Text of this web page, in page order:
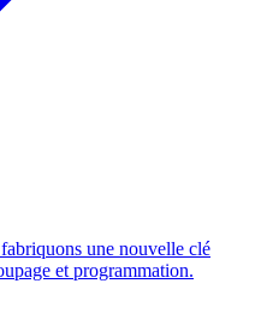
une nouvelle clé
et programmation.